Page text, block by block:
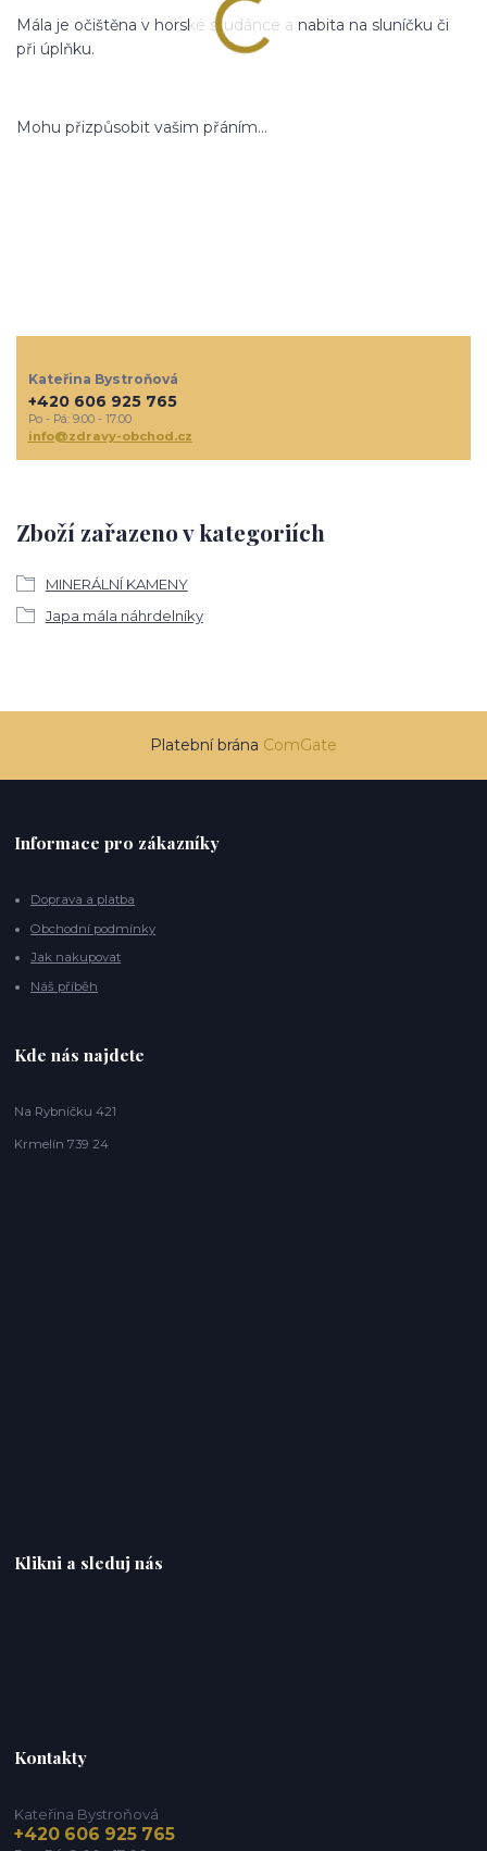
Mála je očištěna v horské studánce a nabita na sluníčku či
při úplňku.
Mohu přizpůsobit vašim přáním...
Zboží zařazeno v kategoriích
MINERÁLNÍ KAMENY
Japa mála náhrdelníky
Kateřina Bystroňová
+420 606 925 765
Po - Pá: 9:00 - 17:00
info@zdravy-obchod.cz
Platební brána ComGate
Informace pro zákazníky
Doprava a platba
Obchodní podmínky
Jak nakupovat
Náš příběh
Kde nás najdete
Na Rybníčku 421
Krmelín 739 24
Klikni a sleduj nás
Kontakty
Kateřina Bystroňová
+420 606 925 765